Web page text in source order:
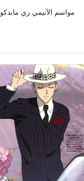
مواسم الآنيمي زي مابدكو